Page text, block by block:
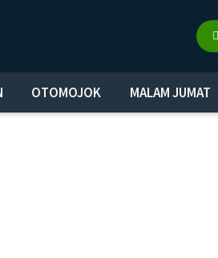
OTOMOJOK MALAM JUMAT